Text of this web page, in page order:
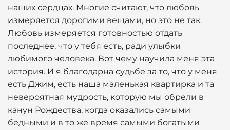
наших сердцах. Многие считают, что любовь
измеряется дорогими вещами, но это не так.
Любовь измеряется готовностью отдать
последнее, что у тебя есть, ради улыбки
любимого человека. Вот чему научила меня эта
история. И я благодарна судьбе за то, что у меня
есть Джим, есть наша маленькая квартирка и та
невероятная мудрость, которую мы обрели в
канун Рождества, когда оказались самыми
бедными и в то же время самыми богатыми